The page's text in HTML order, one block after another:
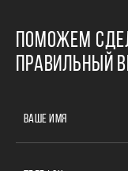
ПОМОЖЕМ
ПРАВИЛЬНЫЙ
ВАШЕ ИМЯ